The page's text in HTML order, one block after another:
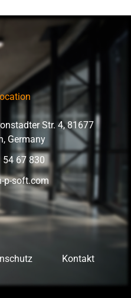
Str. 4, 81677
Germany
67 830
p-soft.com
Kontakt